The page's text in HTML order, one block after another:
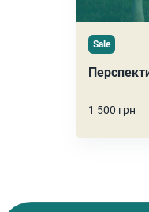
Sale
1 500 грн